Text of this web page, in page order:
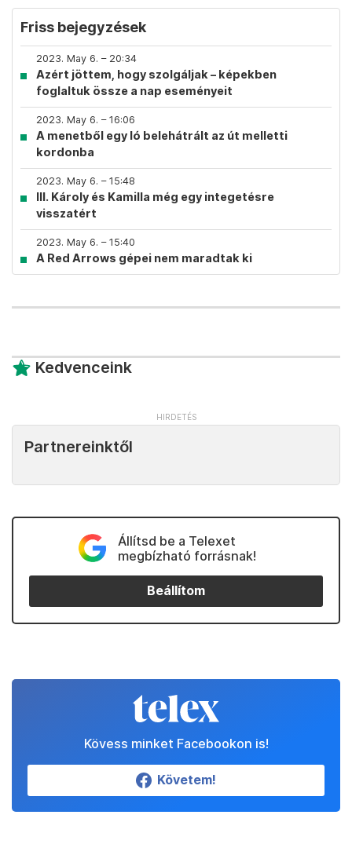
Friss bejegyzések
2023. May 6. – 20:34
Azért jöttem, hogy szolgáljak – képekben
foglaltuk össze a nap eseményeit
2023. May 6. – 16:06
A menetből egy ló belehátrált az út melletti
kordonba
2023. May 6. – 15:48
III. Károly és Kamilla még egy integetésre
visszatért
2023. May 6. – 15:40
A Red Arrows gépei nem maradtak ki
Kedvenceink
Partnereinktől
Állítsd be a Telexet
megbízható forrásnak!
Beállítom
Kövess minket Facebookon is!
Követem!